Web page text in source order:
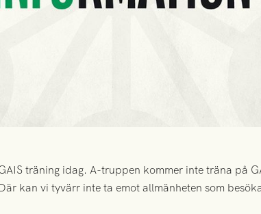
träning idag. A-truppen kommer inte träna på
kan vi tyvärr inte ta emot allmänheten som